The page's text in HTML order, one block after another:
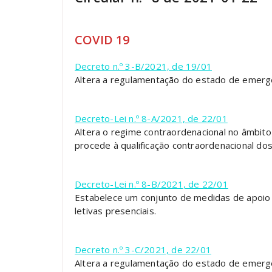
COVID 19
Decreto n.º 3-B/2021, de 19/01
Altera a regulamentação do estado de
Decreto-Lei n.º 8-A/2021, de 22/01
Altera o regime contraordenacional no
procede à qualificação contraordenacional
Decreto-Lei n.º 8-B/2021, de 22/01
Estabelece um conjunto de medidas de
letivas presenciais.
Decreto n.º 3-C/2021, de 22/01
Altera a regulamentação do estado de